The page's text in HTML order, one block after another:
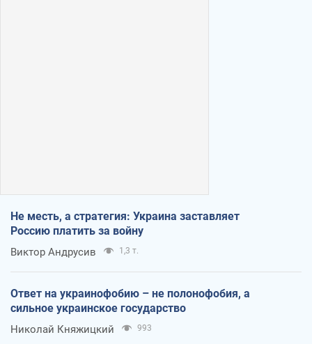
Не месть, а стратегия: Украина заставляет
Россию платить за войну
Виктор Андрусив 1,3 т.
Ответ на украинофобию – не полонофобия, а
сильное украинское государство
Николай Княжицкий 993